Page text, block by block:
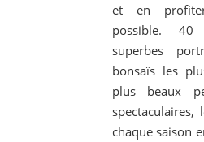
et en
possible.
superbes
bonsaïs les
plus beaux
chaque saison